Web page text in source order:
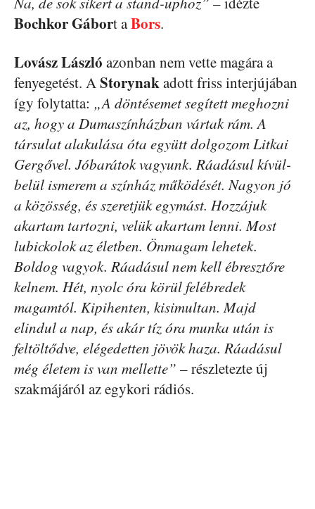
Bochkor Gábort aBors.
Lovász László azonban nem vette magára a
fenyegetést. AStorynakadott friss interjújában
így folytatta: „A döntésemet segített meghozni
az, hogy a Dumaszínházban vártak rám. A
társulat alakulása óta együtt dolgozom Litkai
Gergővel. Jóbarátok vagyunk. Ráadásul kívül-
belül ismerem a színház működését. Nagyon jó
a közösség, és szeretjük egymást. Hozzájuk
akartam tartozni, velük akartam lenni. Most
lubickolok az életben. Önmagam lehetek.
Boldog vagyok. Ráadásul nem kell ébresztőre
kelnem. Hét, nyolc óra körül felébredek
magamtól. Kipihenten, kisimultan. Majd
elindul a nap, és akár tíz óra munka után is
feltöltődve, elégedetten jövök haza. Ráadásul
még életem is van mellette” – részletezte új
szakmájáról az egykori rádiós.